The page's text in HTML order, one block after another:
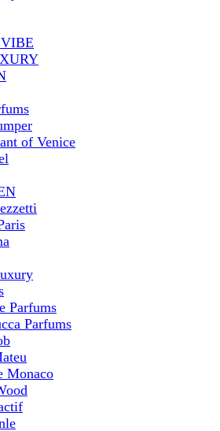
of Venice
Parfums
Parfums
Monaco